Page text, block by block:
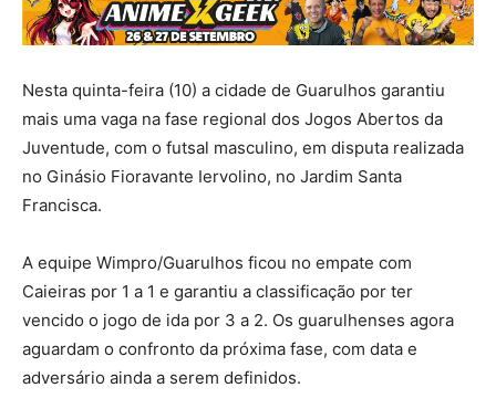
Nesta quinta-feira (10) a cidade de Guarulhos garantiu
mais uma vaga na fase regional dos Jogos Abertos da
Juventude, com o futsal masculino, em disputa realizada
no Ginásio Fioravante Iervolino, no Jardim Santa
Francisca.
A equipe Wimpro/Guarulhos ficou no empate com
Caieiras por 1 a 1 e garantiu a classificação por ter
vencido o jogo de ida por 3 a 2. Os guarulhenses agora
aguardam o confronto da próxima fase, com data e
adversário ainda a serem definidos.